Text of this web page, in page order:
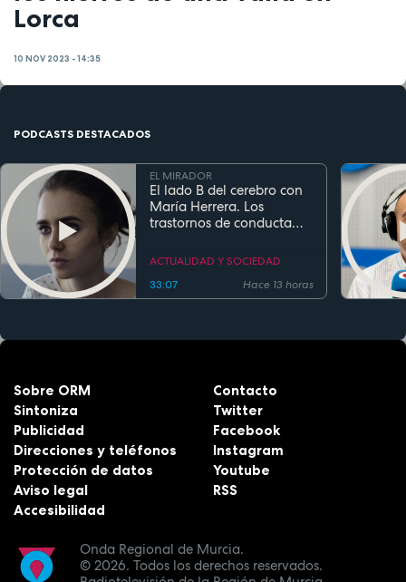
Lorca
10 NOV 2023 - 14:35
PODCASTS DESTACADOS
EL MIRADOR
El lado B del cerebro con
María Herrera. Los
trastornos de conducta
ACTUALIDAD Y SOCIEDAD
33:07
Hace 13 horas
Onda Regional de Murcia.
© 2026. Todos los derechos reservados.
Sobre ORM
Sintoniza
Publicidad
Direcciones y teléfonos
Protección de datos
Aviso legal
Accesibilidad
Contacto
Twitter
Facebook
Instagram
Youtube
RSS